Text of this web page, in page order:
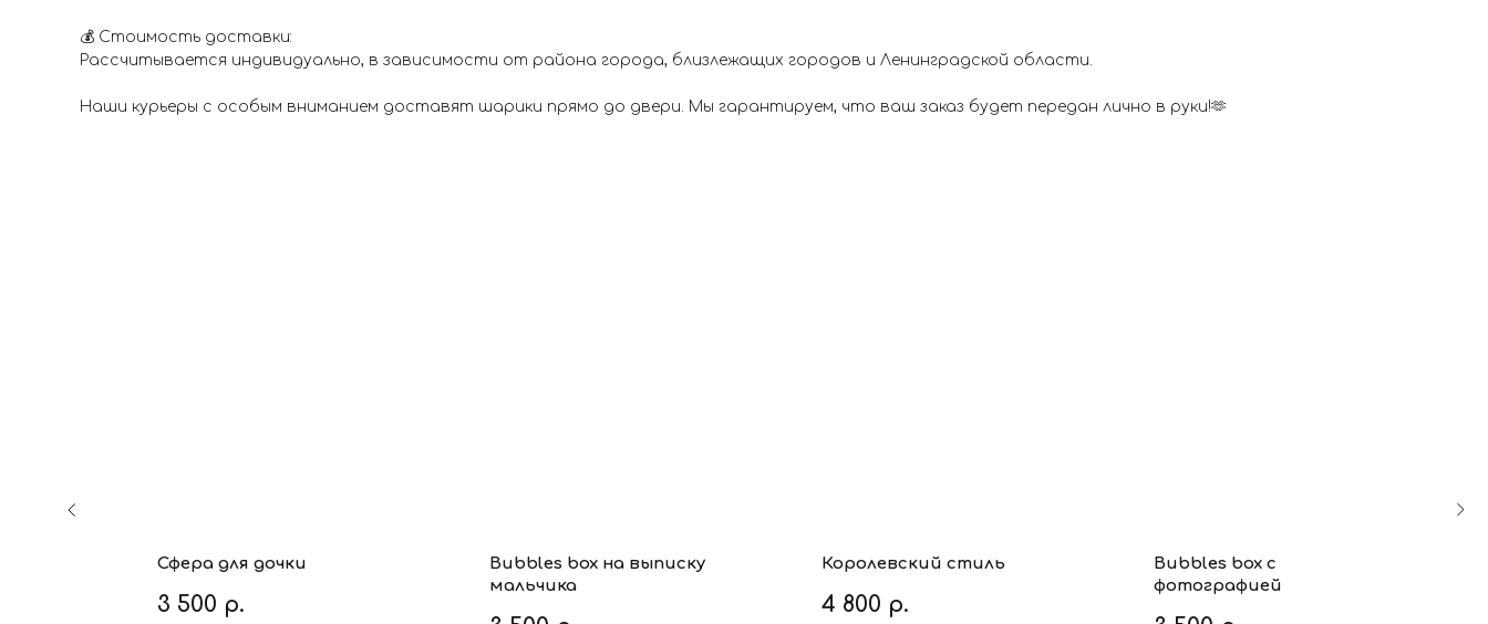
💰 Стоимость доставки:
Рассчитывается индивидуально, в зависимости от района города, близлежащих городов и Ленинградской области.
Наши курьеры с особым вниманием доставят шарики прямо до двери. Мы гарантируем, что ваш заказ будет передан лично в руки!🫶
Сфера для дочки
3 500 р.
Bubbles box на выписку
мальчика
Королевский стиль
4 800 р.
Bubbles box с
фотографией